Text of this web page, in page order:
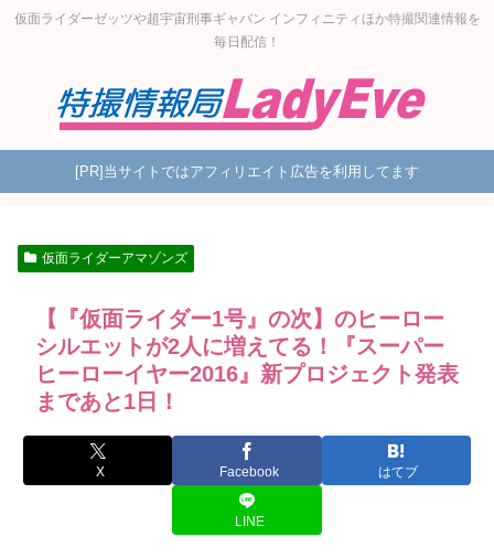
仮面ライダーゼッツや超宇宙刑事ギャバン インフィニティほか特撮関連情報を
毎日配信！
[PR]当サイトではアフィリエイト広告を利用してます
仮面ライダーアマゾンズ
【『仮面ライダー1号』の次】のヒーロー
シルエットが2人に増えてる！『スーパー
ヒーローイヤー2016』新プロジェクト発表
まであと1日！
X Facebook はてブ
LINE